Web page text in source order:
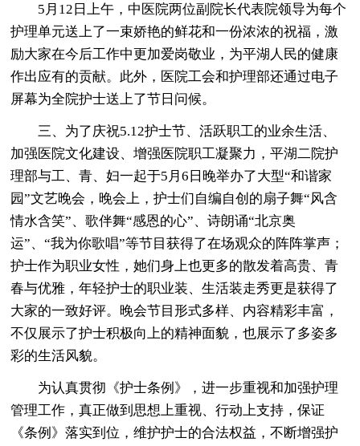
5月12日上午，中医院两位副院长代表院领导为每个
护理单元送上了一束娇艳的鲜花和一份浓浓的祝福，激
励大家在今后工作中更加爱岗敬业，为平湖人民的健康
作出应有的贡献。此外，医院工会和护理部还通过电子
屏幕为全院护士送上了节日问候。
三、为了庆祝5.12护士节、活跃职工的业余生活、
加强医院文化建设、增强医院职工凝聚力，平湖二院护
理部与工、青、妇一起于5月6日晚举办了大型“和谐家
园”文艺晚会，晚会上，护士们自编自创的扇子舞“风含
情水含笑”、歌伴舞“感恩的心”、诗朗诵“北京奥
运”、“我为你歌唱”等节目获得了在场观众的阵阵掌声；
护士作为职业女性，她们身上也更多的散发着高贵、青
春与优雅，年轻护士的职业装、生活装走秀更是获得了
大家的一致好评。晚会节目形式多样、内容精彩丰富，
不仅展示了护士积极向上的精神面貌，也展示了多姿多
彩的生活风貌。
为认真贯彻《护士条例》，进一步重视和加强护理
管理工作，真正做到思想上重视、行动上支持，保证
《条例》落实到位，维护护士的合法权益，不断增强护